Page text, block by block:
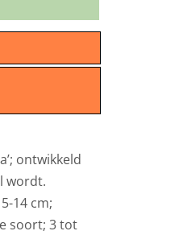
ontwikkeld
wordt.
14 cm;
soort; 3 tot